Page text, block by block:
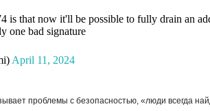
is that now it'll be possible to fully drain an
one bad signature
April 11, 2024
проблемы с безопасностью, «люди всегда